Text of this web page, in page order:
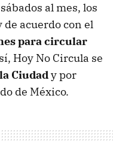
al mes, los
de acuerdo con el
para circular
Hoy No Circula se
Ciudady por
de México.